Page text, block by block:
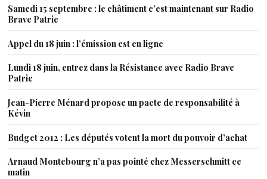
Samedi 15 septembre : le châtiment c’est maintenant sur Radio
Brave Patrie
Appel du 18 juin : l’émission est en ligne
Lundi 18 juin, entrez dans la Résistance avec Radio Brave
Patrie
Jean-Pierre Ménard propose un pacte de responsabilité à
Kévin
Budget 2012 : Les députés votent la mort du pouvoir d’achat
Arnaud Montebourg n’a pas pointé chez Messerschmitt ce
matin